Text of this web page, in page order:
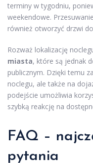
terminy w tygodniu,
weekendowe.
również otworzyć drzwi
Rozważ lokalizację
miasta, które są jednak
publicznym. Dzięki temu
noclegu, ale także na
podejście umożliwia
szybką reakcję na
FAQ –
pytania